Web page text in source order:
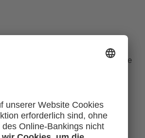
Hier finden Sie Antworten auf die
Kreditkarte?